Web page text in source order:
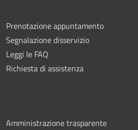
Prenotazione appuntamento
Segnalazione disservizio
Leggi le FAQ
Richiesta di assistenza
Amministrazione trasparente